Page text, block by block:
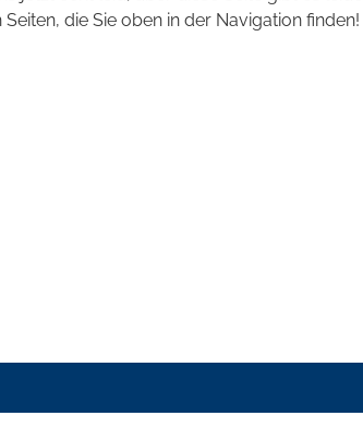
die Sie oben in der Navigation finden!